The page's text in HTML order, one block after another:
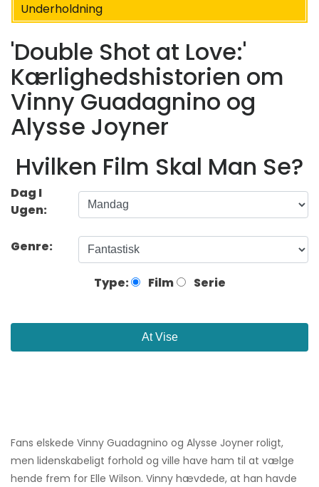
Underholdning
'Double Shot at Love:'
Kærlighedshistorien om
Vinny Guadagnino og
Alysse Joyner
Hvilken Film Skal Man Se?
Dag I
Ugen:
Genre:
Type: Film Serie
At Vise
Fans elskede Vinny Guadagnino og Alysse Joyner roligt,
men lidenskabeligt forhold og ville have ham til at vælge
hende frem for Elle Wilson. Vinny hævdede, at han havde